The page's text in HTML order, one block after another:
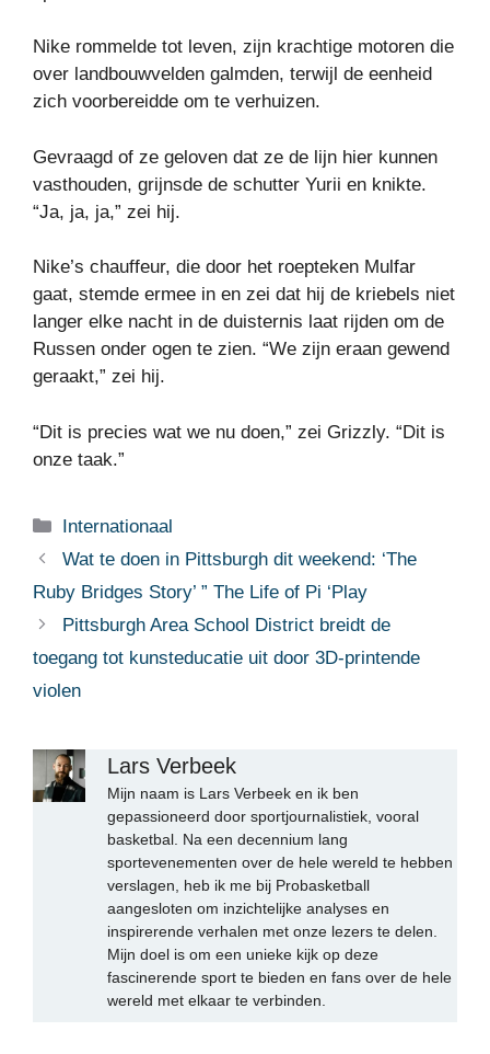
Nike rommelde tot leven, zijn krachtige motoren die
over landbouwvelden galmden, terwijl de eenheid
zich voorbereidde om te verhuizen.
Gevraagd of ze geloven dat ze de lijn hier kunnen
vasthouden, grijnsde de schutter Yurii en knikte.
“Ja, ja, ja,” zei hij.
Nike’s chauffeur, die door het roepteken Mulfar
gaat, stemde ermee in en zei dat hij de kriebels niet
langer elke nacht in de duisternis laat rijden om de
Russen onder ogen te zien. “We zijn eraan gewend
geraakt,” zei hij.
“Dit is precies wat we nu doen,” zei Grizzly. “Dit is
onze taak.”
Categorieën
Internationaal
Wat te doen in Pittsburgh dit weekend: ‘The
Ruby Bridges Story’ ” The Life of Pi ‘Play
Pittsburgh Area School District breidt de
toegang tot kunsteducatie uit door 3D-printende
violen
Lars Verbeek
Mijn naam is Lars Verbeek en ik ben
gepassioneerd door sportjournalistiek, vooral
basketbal. Na een decennium lang
sportevenementen over de hele wereld te hebben
verslagen, heb ik me bij Probasketball
aangesloten om inzichtelijke analyses en
inspirerende verhalen met onze lezers te delen.
Mijn doel is om een unieke kijk op deze
fascinerende sport te bieden en fans over de hele
wereld met elkaar te verbinden.